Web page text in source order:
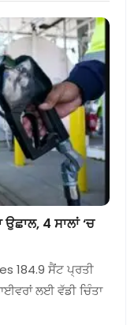
4 ਸਾਲਾਂ ‘ਚ
184.9 ਸੈਂਟ ਪ੍ਰਤੀ
ਲਈ ਵੱਡੀ ਚਿੰਤਾ